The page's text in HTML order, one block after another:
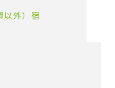
外）宿